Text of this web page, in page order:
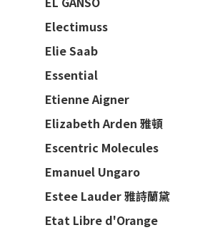
Electimuss
Elie Saab
Essential
Etienne Aigner
Elizabeth Arden 雅頓
Escentric Molecules
Emanuel Ungaro
Estee Lauder 雅詩蘭黛
Etat Libre d'Orange